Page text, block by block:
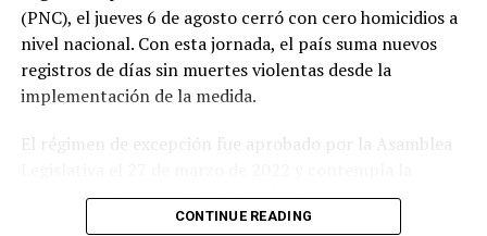
(PNC), el jueves 6 de agosto cerró con cero homicidios a
nivel nacional. Con esta jornada, el país suma nuevos
registros de días sin muertes violentas desde la
implementación de la medida.
El régimen de excepción fue aprobado por la Asamblea
suspensión temporal de determinadas garantías
constitucionales, lo que amplió las facultades de las
CONTINUE READING